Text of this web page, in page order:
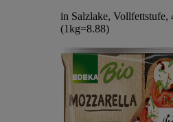
in Salzlake, Vollfettstufe,
(1kg=8.88)